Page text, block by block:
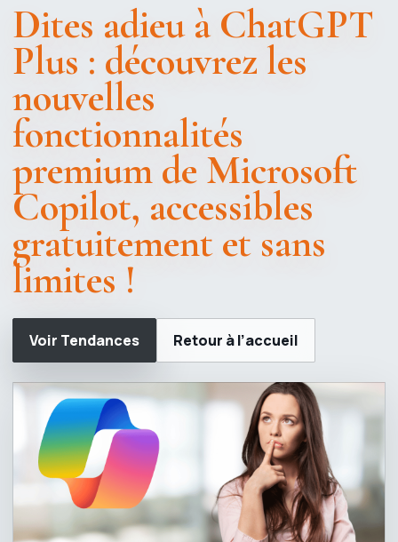
Dites adieu à ChatGPT
Plus : découvrez les
nouvelles
fonctionnalités
premium de Microsoft
Copilot, accessibles
gratuitement et sans
limites !
Voir Tendances Retour à l’accueil